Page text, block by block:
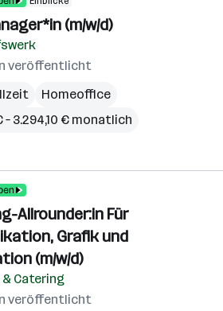
(m/w/d)
veröffentlicht
Homeoffice
– 3.294,10 € monatlich
Allrounder:in Für
Grafik und
(m/w/d)
& Catering
veröffentlicht